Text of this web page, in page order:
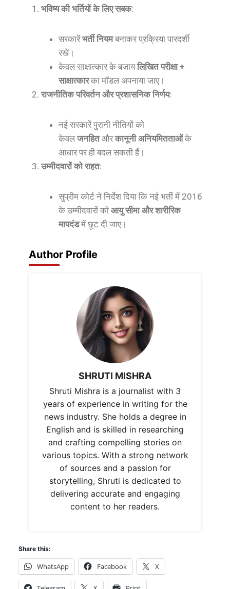
भविष्य की भर्तियों के लिए सबक:
सरकारेंभर्ती नियमबनाकर प्रक्रिया पारदर्शी
रखें।
केवल साक्षात्कार के बजायलिखित परीक्षा +
साक्षात्कारका मॉडल अपनाया जाए।
राजनीतिक परिवर्तन और प्रशासनिक निर्णय:
नई सरकारें पुरानी नीतियों को
केवलजनहितऔरकानूनी अनियमितताओंके
आधार पर ही बदल सकती हैं।
उम्मीदवारों को राहत:
सुप्रीम कोर्ट ने निर्देश दिया कि नई भर्ती में 2016
के उम्मीदवारों को आयु सीमा और शारीरिक
मापदंडमें छूट दी जाए।
Author Profile
SHRUTI MISHRA
Shruti Mishra is a journalist with 3
years of experience in writing for the
news industry. She holds a degree in
English and is skilled in researching
and crafting compelling stories on
various topics. With a strong network
of sources and a passion for
storytelling, Shruti is dedicated to
delivering accurate and engaging
content to her readers.
Share this:
WhatsApp Facebook X